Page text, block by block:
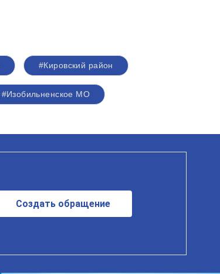
#Кировский район
#Изобильненское МО
Создать обращение